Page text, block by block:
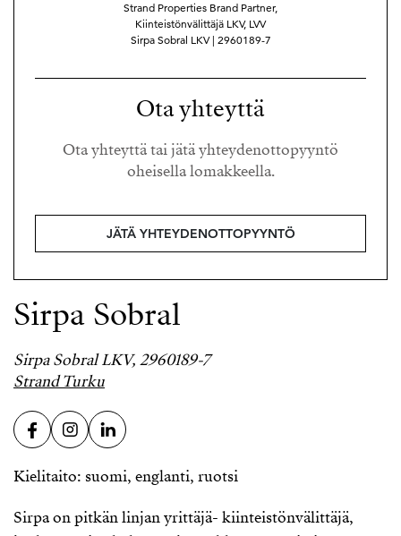
Strand Properties Brand Partner,
Kiinteistönvälittäjä LKV, LVV
Sirpa Sobral LKV | 2960189-7
Ota yhteyttä
Ota yhteyttä tai jätä yhteydenottopyyntö
oheisella lomakkeella.
JÄTÄ YHTEYDENOTTOPYYNTÖ
Sirpa Sobral
Sirpa Sobral LKV, 2960189-7
Strand Turku
Kielitaito: suomi, englanti, ruotsi
Sirpa on pitkän linjan yrittäjä- kiinteistönvälittäjä,